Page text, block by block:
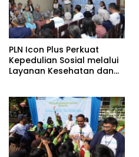
PLN Icon Plus Perkuat
Kepedulian Sosial melalui
Layanan Kesehatan dan